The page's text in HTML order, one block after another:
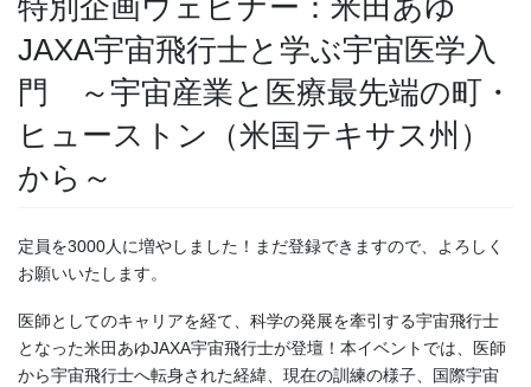
特別企画ウェビナー：米田あゆ
JAXA宇宙飛行士と学ぶ宇宙医学入
門 ～宇宙産業と医療最先端の町・
ヒューストン（米国テキサス州）
から～
定員を3000人に増やしました！まだ登録できますので、よろしく
お願いいたします。
医師としてのキャリアを経て、科学の発展を牽引する宇宙飛行士
となった米田あゆJAXA宇宙飛行士が登壇！本イベントでは、医師
から宇宙飛行士へ転身された経緯、現在の訓練の様子、国際宇宙